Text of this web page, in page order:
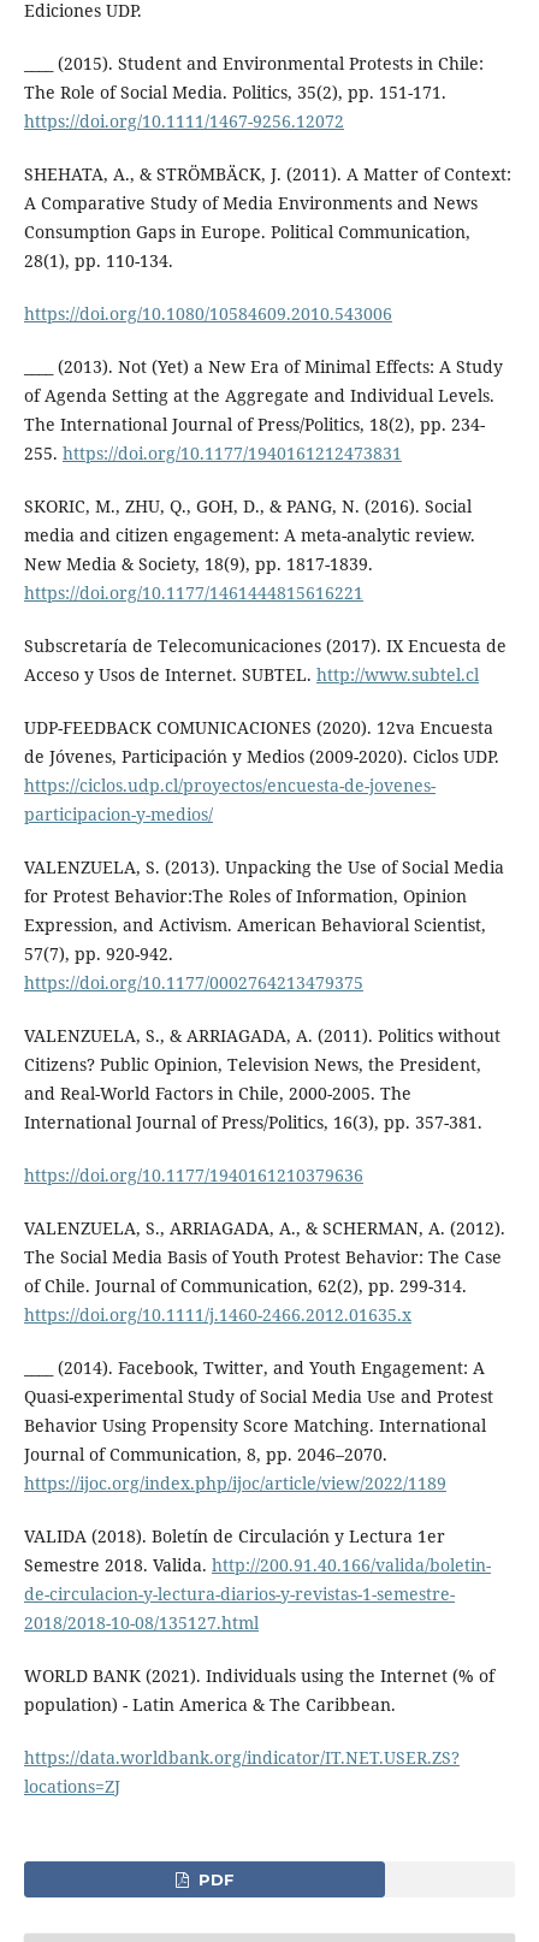
Ediciones UDP.
____ (2015). Student and Environmental Protests in Chile:
The Role of Social Media. Politics, 35(2), pp. 151-171.
https://doi.org/10.1111/1467-9256.12072
SHEHATA, A., & STRÖMBÄCK, J. (2011). A Matter of Context:
A Comparative Study of Media Environments and News
Consumption Gaps in Europe. Political Communication,
28(1), pp. 110-134.
https://doi.org/10.1080/10584609.2010.543006
____ (2013). Not (Yet) a New Era of Minimal Effects: A Study
of Agenda Setting at the Aggregate and Individual Levels.
The International Journal of Press/Politics, 18(2), pp. 234-
255. https://doi.org/10.1177/1940161212473831
SKORIC, M., ZHU, Q., GOH, D., & PANG, N. (2016). Social
media and citizen engagement: A meta-analytic review.
New Media & Society, 18(9), pp. 1817-1839.
https://doi.org/10.1177/1461444815616221
Subscretaría de Telecomunicaciones (2017). IX Encuesta de
Acceso y Usos de Internet. SUBTEL. http://www.subtel.cl
UDP-FEEDBACK COMUNICACIONES (2020). 12va Encuesta
de Jóvenes, Participación y Medios (2009-2020). Ciclos UDP.
https://ciclos.udp.cl/proyectos/encuesta-de-jovenes-
participacion-y-medios/
VALENZUELA, S. (2013). Unpacking the Use of Social Media
for Protest Behavior:The Roles of Information, Opinion
Expression, and Activism. American Behavioral Scientist,
57(7), pp. 920-942.
https://doi.org/10.1177/0002764213479375
VALENZUELA, S., & ARRIAGADA, A. (2011). Politics without
Citizens? Public Opinion, Television News, the President,
and Real-World Factors in Chile, 2000-2005. The
International Journal of Press/Politics, 16(3), pp. 357-381.
https://doi.org/10.1177/1940161210379636
VALENZUELA, S., ARRIAGADA, A., & SCHERMAN, A. (2012).
The Social Media Basis of Youth Protest Behavior: The Case
of Chile. Journal of Communication, 62(2), pp. 299-314.
https://doi.org/10.1111/j.1460-2466.2012.01635.x
____ (2014). Facebook, Twitter, and Youth Engagement: A
Quasi-experimental Study of Social Media Use and Protest
Behavior Using Propensity Score Matching. International
Journal of Communication, 8, pp. 2046–2070.
https://ijoc.org/index.php/ijoc/article/view/2022/1189
VALIDA (2018). Boletín de Circulación y Lectura 1er
Semestre 2018. Valida. http://200.91.40.166/valida/boletin-
de-circulacion-y-lectura-diarios-y-revistas-1-semestre-
2018/2018-10-08/135127.html
WORLD BANK (2021). Individuals using the Internet (% of
population) - Latin America & The Caribbean.
https://data.worldbank.org/indicator/IT.NET.USER.ZS?
locations=ZJ
PDF